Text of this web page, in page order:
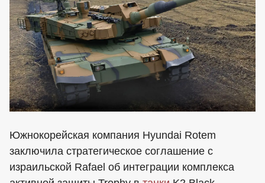
Южнокорейская компания Hyundai Rotem
заключила стратегическое соглашение с
израильской Rafael об интеграции комплекса